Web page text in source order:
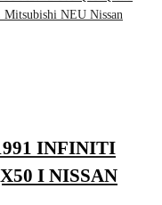
INFINITI
I NISSAN